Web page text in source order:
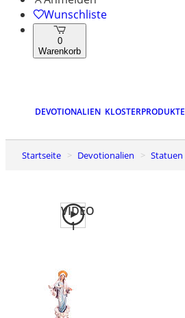
Wunschliste
0
Warenkorb
DEVOTIONALIEN KLOSTERPRODUKTE
Startseite Devotionalien Statuen
VIDEO
1